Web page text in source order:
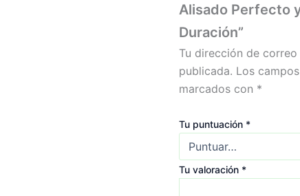
Alisado Perfecto
Duración”
Tu dirección de
publicada. Los
marcados con *
Tu puntuación *
Tu valoración *